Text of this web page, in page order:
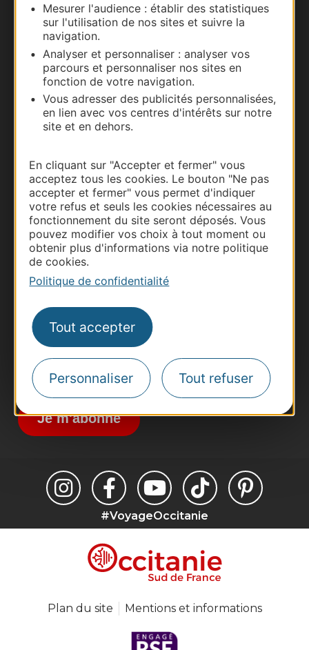
Mesurer l'audience : établir des statistiques
sur l'utilisation de nos sites et suivre la
navigation.
Analyser et personnaliser : analyser vos
parcours et personnaliser nos sites en
fonction de votre navigation.
Vous adresser des publicités personnalisées,
en lien avec vos centres d'intérêts sur notre
site et en dehors.
En cliquant sur "Accepter et fermer" vous
acceptez tous les cookies. Le bouton "Ne pas
accepter et fermer" vous permet d'indiquer
votre refus et seuls les cookies nécessaires au
fonctionnement du site seront déposés. Vous
pouvez modifier vos choix à tout moment ou
obtenir plus d'informations via notre politique
de cookies.
Politique de confidentialité
Tout accepter
Personnaliser Tout refuser
Nous contacter
Carte interactive
Documentation
Thermalisme
Business/Mice
Pros d'Occitanie
Voyagistes
Destination Sport
Inscrivez-vous à la lettre d'information
Destination Occitanie pour recevoir des
suggestions de séjours, de visites et de sorties.
Je m'abonne
#VoyageOccitanie
Plan du site Mentions et informations